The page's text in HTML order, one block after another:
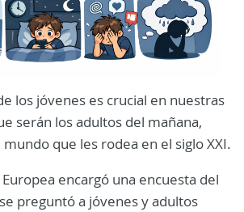
los jóvenes es crucial en nuestras
serán los adultos del mañana,
que les rodea en el siglo XXI.
encargó una encuesta del
preguntó a jóvenes y adultos